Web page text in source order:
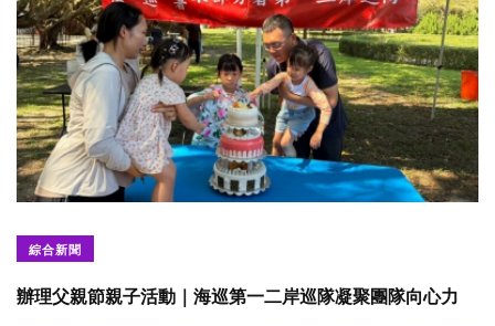
綜合新聞
辦理父親節親子活動｜海巡第一二岸巡隊凝聚團隊向心力